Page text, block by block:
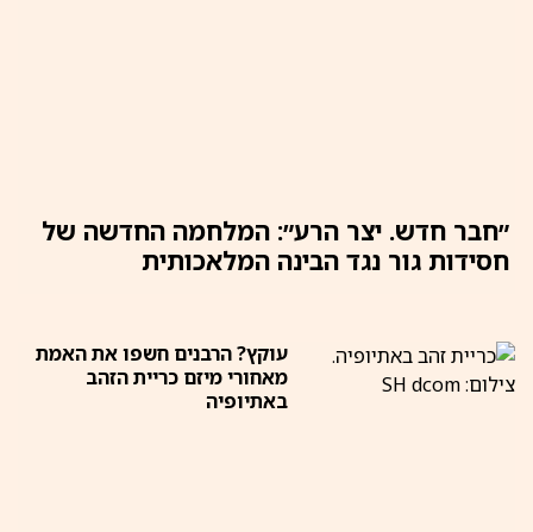
״חבר חדש. יצר הרע״: המלחמה החדשה של
חסידות גור נגד הבינה המלאכותית
עוקץ? הרבנים חשפו את האמת
מאחורי מיזם כריית הזהב
באתיופיה